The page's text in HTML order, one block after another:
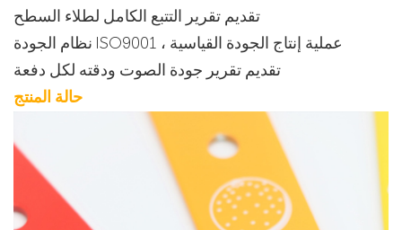
تقديم تقرير التتبع الكامل لطلاء السطح
نظام الجودة ISO9001 ، عملية إنتاج الجودة القياسية
تقديم تقرير جودة الصوت ودقته لكل دفعة
حالة المنتج